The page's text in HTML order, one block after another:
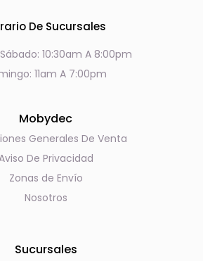
De Sucursales
10:30am A 8:00pm
11am A 7:00pm
Mobydec
Generales De Venta
De Privacidad
Zonas de Envío
Nosotros
Sucursales